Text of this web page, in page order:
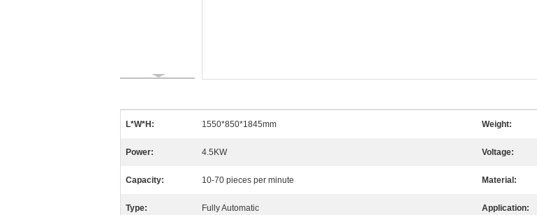
L*W*H: 1550*850*1845mm Weight:
Power: 4.5KW Voltage:
Capacity: 10-70 pieces per minute Material:
Type: Fully Automatic Application: